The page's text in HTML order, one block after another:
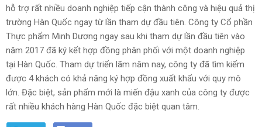
hỗ trợ rất nhiều doanh nghiệp tiếp cận thành công và hiệu quả thị
trường Hàn Quốc ngay từ lần tham dự đầu tiên. Công ty Cổ phần
Thực phẩm Minh Dương ngay sau khi tham dự lần đầu tiên vào
năm 2017 đã ký kết hợp đồng phân phối với một doanh nghiệp
tại Hàn Quốc. Tham dự triển lãm năm nay, công ty đã tìm kiếm
được 4 khách có khả năng ký hợp đồng xuất khẩu với quy mô
lớn. Đặc biệt, sản phẩm mới là miến đậu xanh của công ty được
rất nhiều khách hàng Hàn Quốc đặc biệt quan tâm.